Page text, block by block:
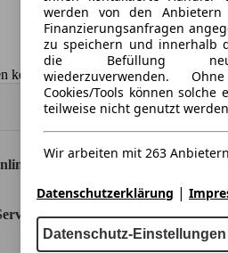
keine Gewähr.
Automarkt.
werden von den
Finanzierungsanfragen
zu speichern und innerhalb
die Befüllung neuer
wiederzuverwenden.
Cookies/Tools können
teilweise nicht genutzt
Wir arbeiten mit 263
Datenschutzerklärung |
Datenschutz-Einstellungen